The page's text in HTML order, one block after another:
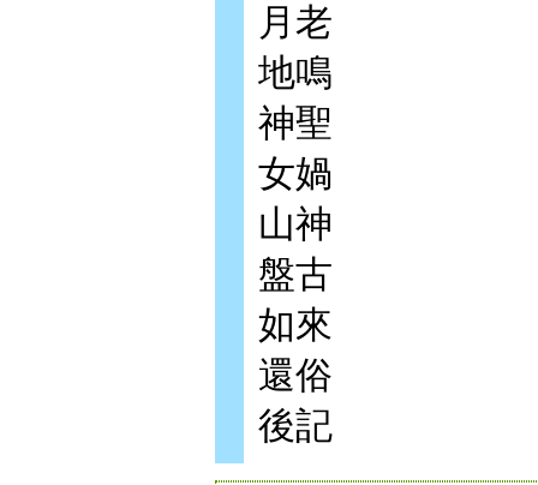
月老
地鳴
神聖
女媧
山神
盤古
如來
還俗
後記